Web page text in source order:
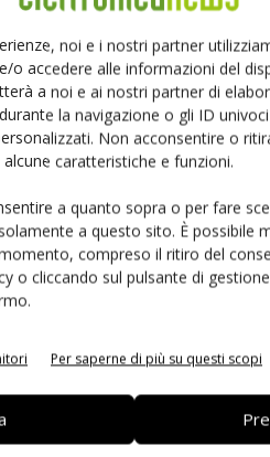
noi e i nostri partner
o accedere alle informazioni del
a noi e ai nostri partner di
la navigazione o gli ID
Non acconsentire o
caratteristiche e funzioni.
a quanto sopra o per fare
a questo sito. È possibile
compreso il ritiro del
o cliccando sul pulsante di
Per saperne di più su questi scopi
di chip hanno la libertà di
consente loro di scegliere le
ottimizzato per applicazioni e
con il modello di business
di prodotti IP standard,
di strumenti e IP nel settore,
per qualsiasi applicazione e
di membro strategico”, ha
per i membri di RISC-V, i
dall’IA all’automotive”, ha
personalizzabile di Agile Analog
i confini del design con RISC-V”.